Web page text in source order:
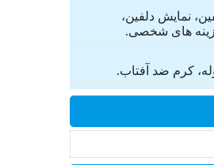
نمایش دلفین،
های شخصی.
کرم ضد آفتاب.